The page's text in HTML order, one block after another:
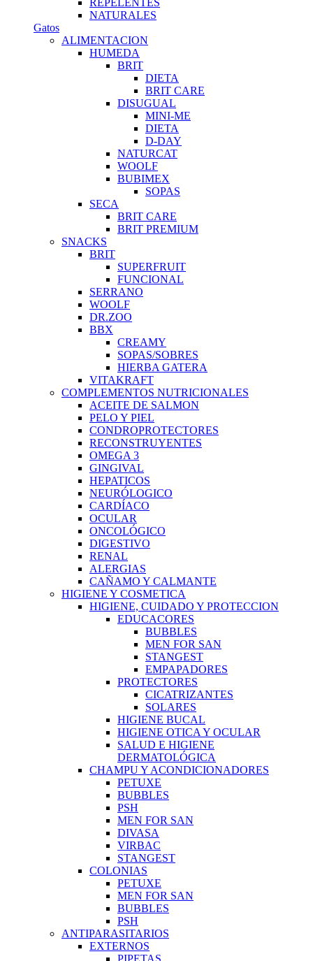
REPELENTES
NATURALES
Gatos
ALIMENTACION
HUMEDA
BRIT
DIETA
BRIT CARE
DISUGUAL
MINI-ME
DIETA
D-DAY
NATURCAT
WOOLF
BUBIMEX
SOPAS
SECA
BRIT CARE
BRIT PREMIUM
SNACKS
BRIT
SUPERFRUIT
FUNCIONAL
SERRANO
WOOLF
DR.ZOO
BBX
CREAMY
SOPAS/SOBRES
HIERBA GATERA
VITAKRAFT
COMPLEMENTOS NUTRICIONALES
ACEITE DE SALMON
PELO Y PIEL
CONDROPROTECTORES
RECONSTRUYENTES
OMEGA 3
GINGIVAL
HEPATICOS
NEURÓLOGICO
CARDÍACO
OCULAR
ONCOLÓGICO
DIGESTIVO
RENAL
ALERGIAS
CAÑAMO Y CALMANTE
HIGIENE Y COSMETICA
HIGIENE, CUIDADO Y PROTECCION
EDUCACORES
BUBBLES
MEN FOR SAN
STANGEST
EMPAPADORES
PROTECTORES
CICATRIZANTES
SOLARES
HIGIENE BUCAL
HIGIENE OTICA Y OCULAR
SALUD E HIGIENE
DERMATOLÓGICA
CHAMPU Y ACONDICIONADORES
PETUXE
BUBBLES
PSH
MEN FOR SAN
DIVASA
VIRBAC
STANGEST
COLONIAS
PETUXE
MEN FOR SAN
BUBBLES
PSH
ANTIPARASITARIOS
EXTERNOS
PIPETAS